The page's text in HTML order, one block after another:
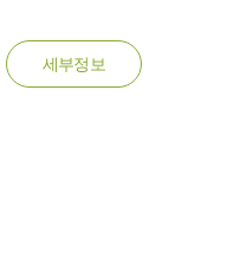
세부정보